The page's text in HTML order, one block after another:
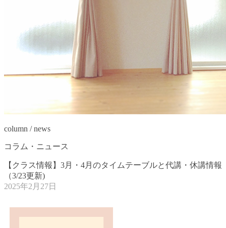
column / news
コラム・ニュース
【クラス情報】3月・4月のタイムテーブルと代講・休講情報
（3/23更新)
2025年2月27日